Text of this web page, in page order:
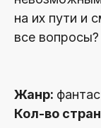
на их пути и
все вопросы?
Жанр:
Кол-во